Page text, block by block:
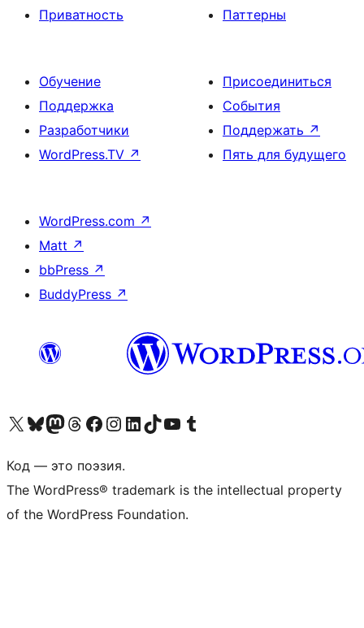
Приватность
Паттерны
Обучение
Поддержка
Разработчики
WordPress.TV ↗
Присоединиться
События
Поддержать ↗
Пять для будущего
WordPress.com ↗
Matt ↗
bbPress ↗
BuddyPress ↗
Посетите нас в X (ранее Twitter)
Посетите нашу учётную запись в Bluesky
Посетите нашу ленту в Mastodon
Посетите нашу учётную запись в Threads
Посетите нашу страницу на Facebook
Посетите наш Instagram
Посетите нашу страницу в LinkedIn
Посетите нашу учётную запись в TikTok
Посетите наш канал YouTube
Посетите нашу учётную запись в Tumblr
Код — это поэзия.
The WordPress® trademark is the intellectual property
of the WordPress Foundation.